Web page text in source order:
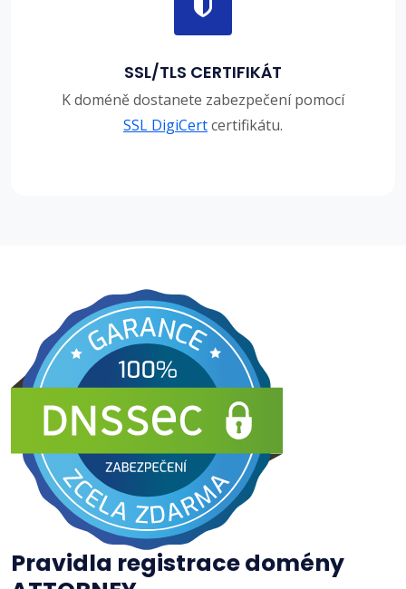
SSL/TLS CERTIFIKÁT
K doméně dostanete zabezpečení pomocí
SSL DigiCertcertifikátu.
Pravidla registrace domény